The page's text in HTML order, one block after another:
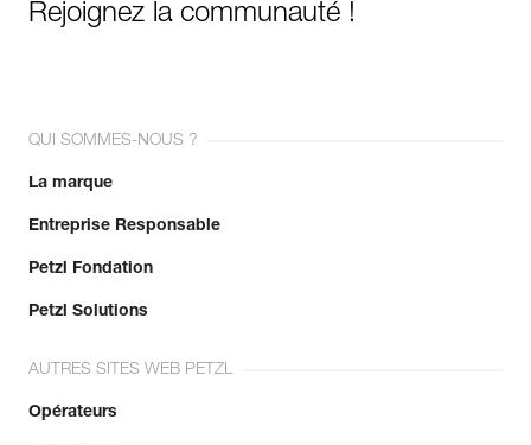
Rejoignez la communauté !
QUI SOMMES-NOUS ?
La marque
Entreprise Responsable
Petzl Fondation
Petzl Solutions
AUTRES SITES WEB PETZL
Opérateurs